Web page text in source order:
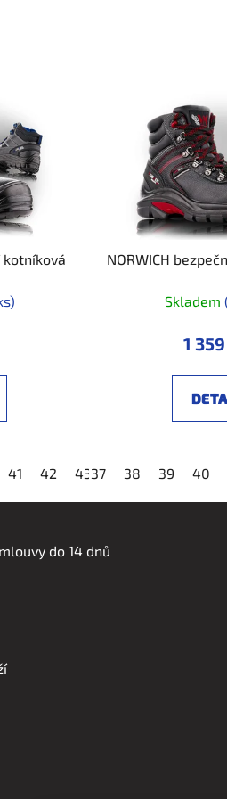
kotníková
41 42 43 44 45 46
NORWICH
Skladem
1
37 38 39 40
do 14 dnů